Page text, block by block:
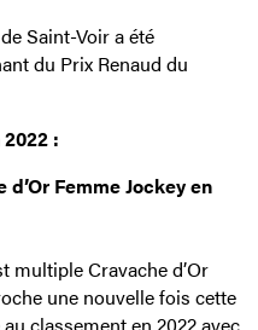
Saint-Voir a été
du Prix Renaud du
:
Femme Jockey en
multiple Cravache d’Or
une nouvelle fois cette
classement en 2022 avec